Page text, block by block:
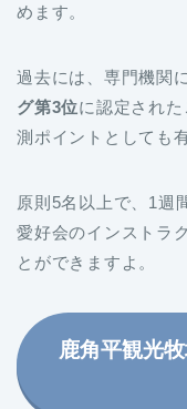
めます。
過去には、専門機関
グ第3位に認定され
測ポイントとしても
原則5名以上で、1週
愛好会のインストラ
とができますよ。
鹿角平観光